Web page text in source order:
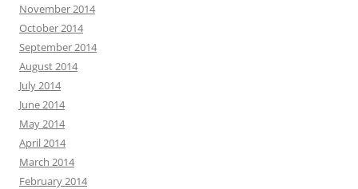
November 2014
October 2014
September 2014
August 2014
July 2014
June 2014
May 2014
April 2014
March 2014
February 2014